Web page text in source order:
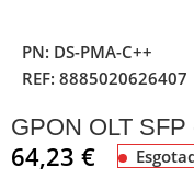
PN: DS-PMA-C++
REF:8885020626407
GPON OLT
64,23€